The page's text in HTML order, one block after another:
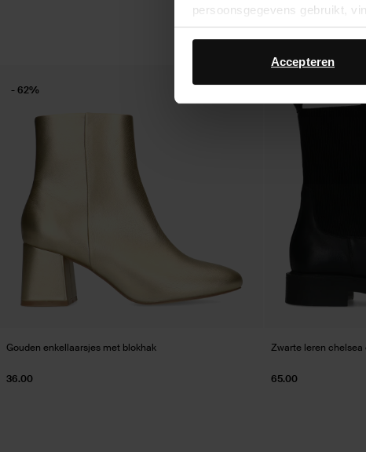
persoonsgegevens gebruikt,
Accepteren
Gouden enkellaarsjes met blokhak
36.00
- 62%
Zwarte leren chelsea
65.00